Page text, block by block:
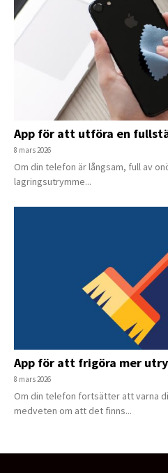
App för att utföra en
8 mars 2026
Om din telefon är långsam, full av
lagringsutrymme...
App för att frigöra mer
8 mars 2026
Om din telefon fortsätter att varna
medveten om att det finns...